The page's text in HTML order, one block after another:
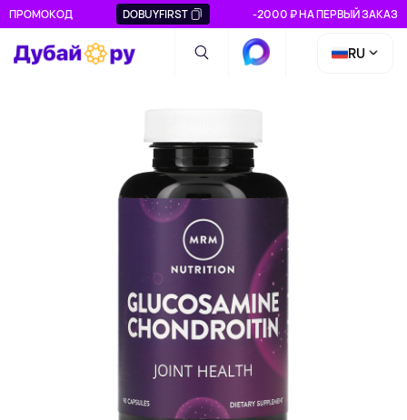
ПРОМОКОД DOBUYFIRST -2000 ₽ НА ПЕРВЫЙ ЗАКАЗ
RU